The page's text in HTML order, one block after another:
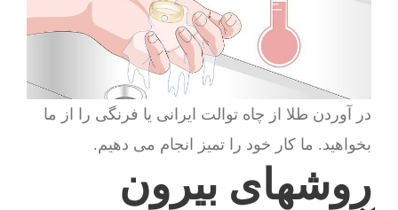
در آوردن طلا از چاه توالت ایرانی یا فرنگی را از ما
بخواهید. ما کار خود را تمیز انجام می دهیم.
روشهای بیرون